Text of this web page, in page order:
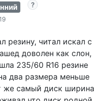
резину, читал искал с
доволен как слон,
235/60 R16 резинe
два размера меньше
же самый диск ширина